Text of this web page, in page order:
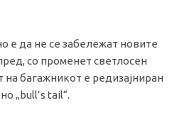
е да не се забележат новите
со променет светлосен
на багажникот е редизајниран
„bull’s tail“.